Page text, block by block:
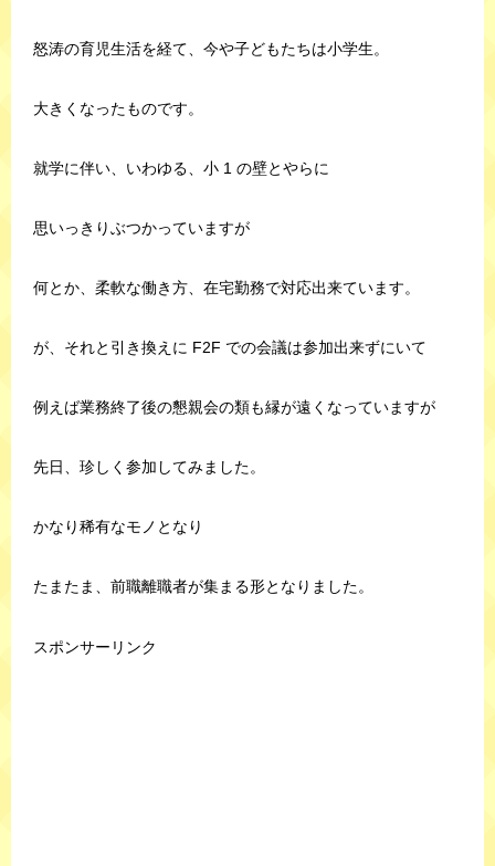
怒涛の育児生活を経て、今や子どもたちは小学生。
大きくなったものです。
就学に伴い、いわゆる、小 1 の壁とやらに
思いっきりぶつかっていますが
何とか、柔軟な働き方、在宅勤務で対応出来ています。
が、それと引き換えに F2F での会議は参加出来ずにいて
例えば業務終了後の懇親会の類も縁が遠くなっていますが
先日、珍しく参加してみました。
かなり稀有なモノとなり
たまたま、前職離職者が集まる形となりました。
スポンサーリンク